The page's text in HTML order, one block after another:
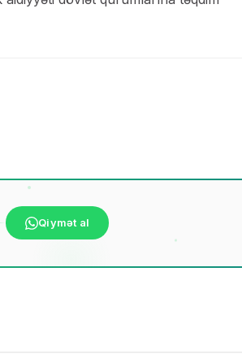
Qiymət al